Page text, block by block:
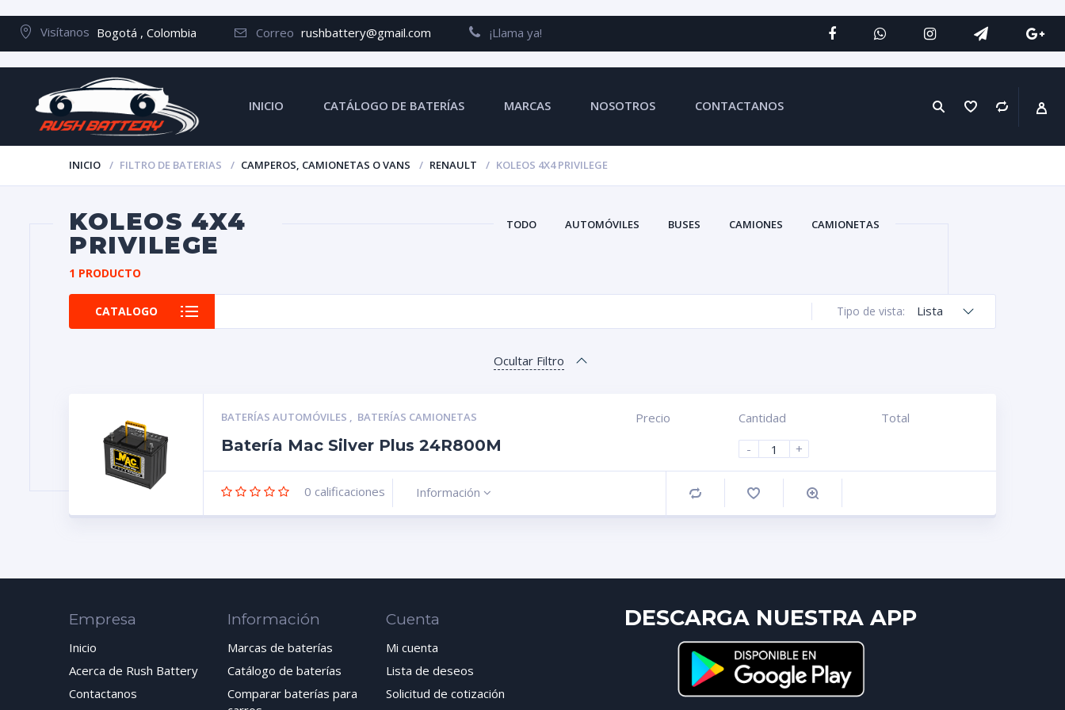
Visítanos Bogotá , Colombia Correo rushbattery@gmail.com ¡Llama ya!
INICIO CATÁLOGO DE BATERÍAS MARCAS NOSOTROS CONTACTANOS
INICIO FILTRO DE BATERIAS CAMPEROS, CAMIONETAS O VANS RENAULT KOLEOS 4X4 PRIVILEGE
KOLEOS 4X4
PRIVILEGE
TODO AUTOMÓVILES BUSES CAMIONES CAMIONETAS
1 PRODUCTO
CATALOGO Tipo de vista: Lista
Ocultar Filtro
BATERÍAS AUTOMÓVILES , BATERÍAS CAMIONETAS
Batería Mac Silver Plus 24R800M
Precio
Cantidad
-
+
Total
0 calificaciones Información Comprar
Empresa
Inicio
Acerca de Rush Battery
Contactanos
Información
Marcas de baterías
Catálogo de baterías
Comparar baterías para
Cuenta
Mi cuenta
Lista de deseos
Solicitud de cotización
DESCARGA NUESTRA APP